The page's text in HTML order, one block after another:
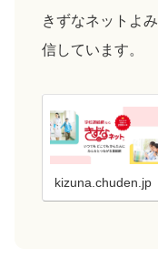
きずなネットよ
信しています。
kizuna.chuden.jp